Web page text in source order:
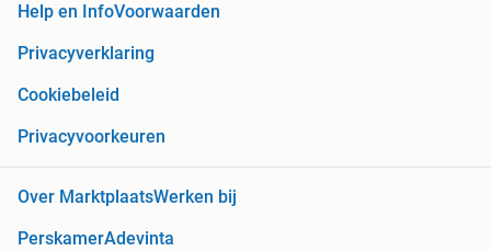
Help en InfoVoorwaarden
Privacyverklaring
Cookiebeleid
Privacyvoorkeuren
Over MarktplaatsWerken bij
PerskamerAdevinta